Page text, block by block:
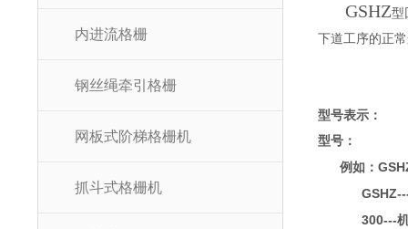
内进流格栅
钢丝绳牵引格栅
网板式阶梯格栅机
抓斗式格栅机
GSHZ型
下道工序的正常运行
型号表示：
型号：
例如：
300---